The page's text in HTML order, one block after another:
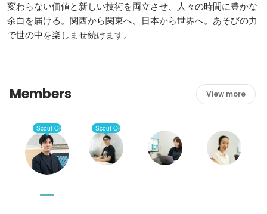
変わらない価値と新しい技術を両立させ、人々の時間に豊かな
余白を届ける。関西から関東へ、日本から世界へ。あそびの力
で世の中を楽しませ続けます。
Members View more
Scout OK Scout OK